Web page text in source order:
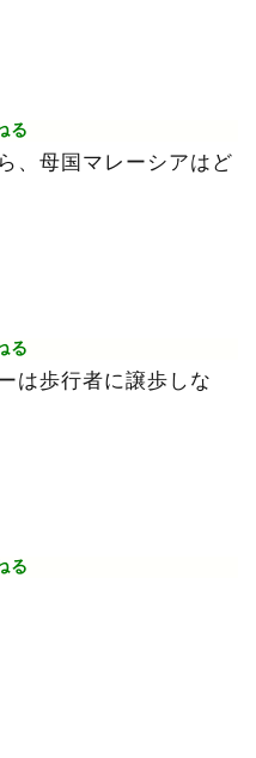
る
、母国マレーシアはど
る
は歩行者に譲歩しな
る